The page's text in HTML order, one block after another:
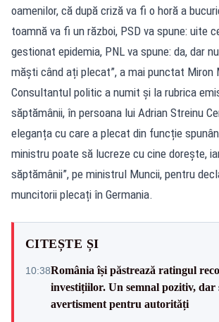
oamenilor, că după criză va fi o horă a
toamnă va fi un război, PSD va spune: uite
gestionat epidemia, PNL va spune: da, dar
măști când ați plecat”, a mai punctat Miron
Consultantul politic a numit și la rubrica
săptămânii, în persoana lui Adrian Streinu
eleganța cu care a plecat din funcție
ministru poate să lucreze cu cine dorește,
săptămânii”, pe ministrul Muncii, pentru
muncitorii plecați în Germania.
CITEȘTE ȘI
10:38România își păstrează ratingul
investițiilor. Un semnal pozitiv, dar
avertisment pentru autorități